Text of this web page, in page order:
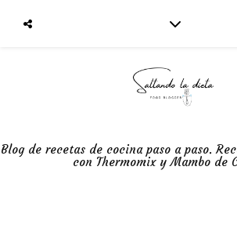
Blog de recetas de cocina paso a paso.
con Thermomix y Mambo de